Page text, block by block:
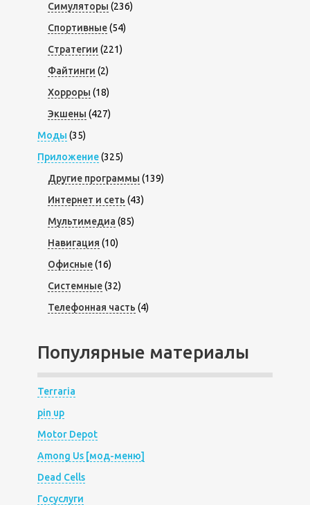
Симуляторы (236)
Спортивные(54)
Стратегии (221)
Файтинги (2)
Хорроры (18)
Экшены (427)
Моды (35)
Приложение(325)
Другие программы (139)
Интернет и сеть (43)
Мультимедиа (85)
Навигация (10)
Офисные(16)
Системные(32)
Телефонная часть (4)
Популярные материалы
Terraria
pin up
Motor Depot
Among Us [мод-меню]
Dead Cells
Госуслуги